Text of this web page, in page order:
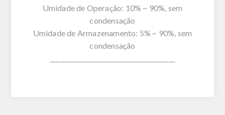
Umidade de Operação: 10% ~ 90%, sem
condensação
Umidade de Armazenamento: 5% ~ 90%, sem
condensação